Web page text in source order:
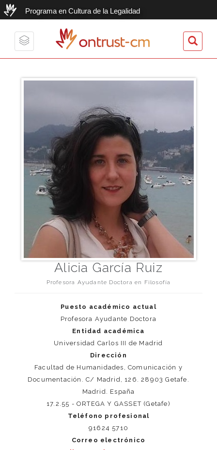
Programa en Cultura de la Legalidad
Toggle
ontrust-cm
Alicia García Ruiz
Profesora Ayudante Doctora en Filosofía
Puesto académico actual
Profesora Ayudante Doctora
Entidad académica
Universidad Carlos III de Madrid
Dirección
Facultad de Humanidades, Comunicación y
Documentación. C/ Madrid, 126. 28903 Getafe.
Madrid. España
17.2.55 - ORTEGA Y GASSET (Getafe)
Teléfono profesional
91624 5710
Correo electrónico